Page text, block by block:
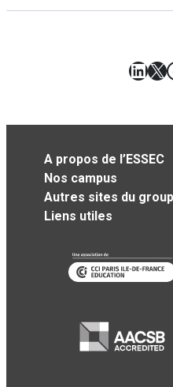
X
A propos de l’ESSEC
Nos campus
Autres sites du
Liens utiles